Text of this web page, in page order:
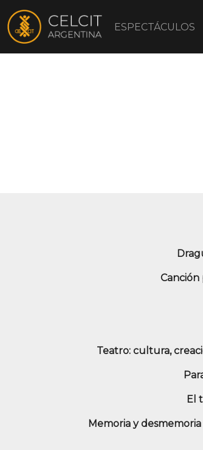
ESPECTÁCULOS
Teatro: cultura,
El
Memoria y